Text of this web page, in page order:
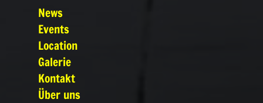
News
Events
Location
Galerie
Kontakt
Über uns